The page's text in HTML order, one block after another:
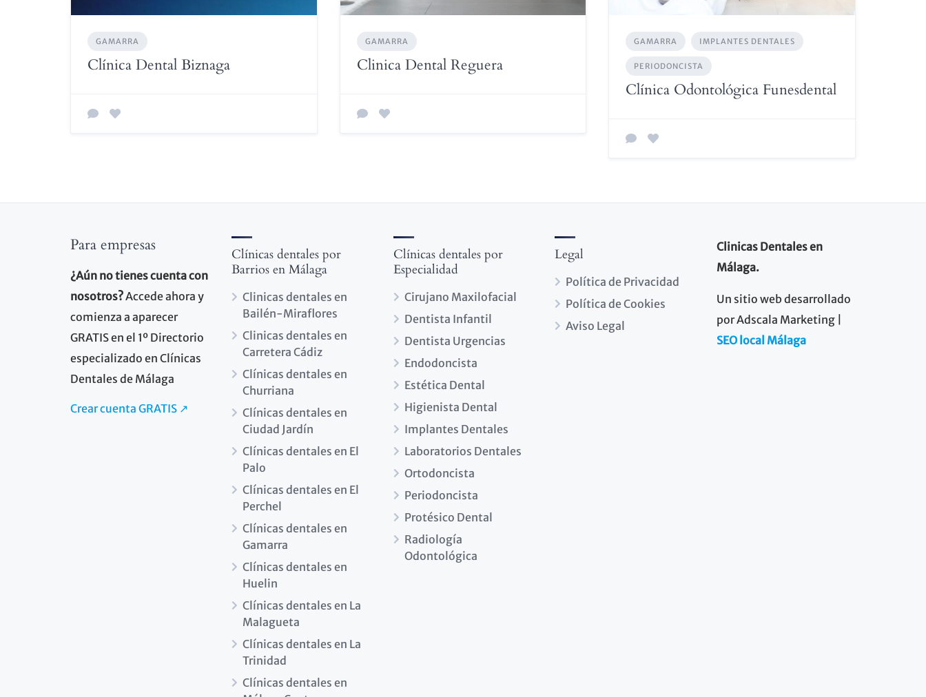
GAMARRA
Clínica Dental Biznaga
GAMARRA
Clinica Dental Reguera
GAMARRA IMPLANTES DENTALES
PERIODONCISTA
Clínica Odontológica Funesdental
Para empresas
¿Aún no tienes cuenta con
nosotros?Accede ahora y
comienza a aparecer
GRATIS en el 1º Directorio
especializado en Clínicas
Dentales de Málaga
Crear cuenta GRATIS ↗
Clínicas dentales por
Barrios en Málaga
Clinicas dentales en
Bailén-Miraflores
Clinicas dentales en
Carretera Cádiz
Clínicas dentales en
Churriana
Clínicas dentales en
Ciudad Jardín
Clínicas dentales en El
Palo
Clínicas dentales en El
Perchel
Clínicas dentales en
Gamarra
Clínicas dentales en
Huelin
Clínicas dentales en La
Malagueta
Clínicas dentales en La
Trinidad
Clínicas dentales en
Clínicas dentales por
Especialidad
Cirujano Maxilofacial
Dentista Infantil
Dentista Urgencias
Endodoncista
Estética Dental
Higienista Dental
Implantes Dentales
Laboratorios Dentales
Ortodoncista
Periodoncista
Protésico Dental
Radiología
Odontológica
Legal
Política de Privacidad
Política de Cookies
Aviso Legal
Clinicas Dentales en
Málaga.
Un sitio web desarrollado
por Adscala Marketing |
SEO local Málaga